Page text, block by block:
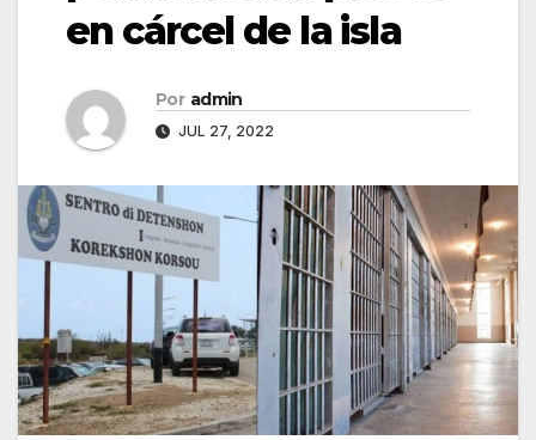
en cárcel de la isla
Por admin
JUL 27, 2022